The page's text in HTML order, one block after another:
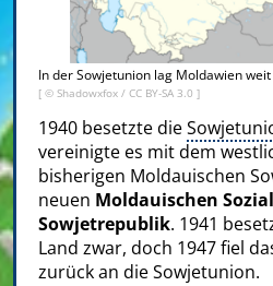
In der Sowjetunion lag Moldawien
[ © Shadowxfox / CC BY-SA 3.0 ]
1940 besetzte die
vereinigte es mit dem
bisherigen Moldauischen
neuen Moldauischen
Sowjetrepublik. 1941
Land zwar, doch 1947 fiel
zurück an die Sowjetunion.